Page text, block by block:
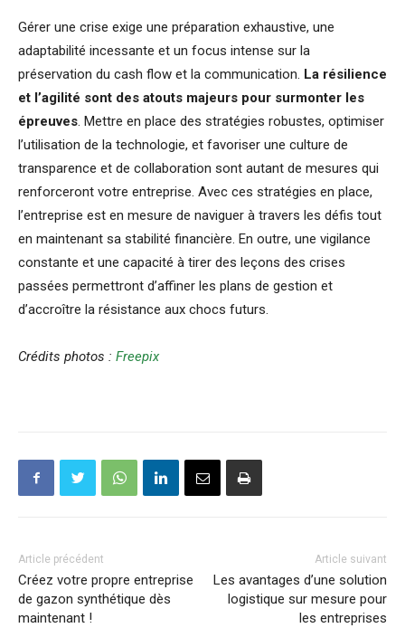
Gérer une crise exige une préparation exhaustive, une
adaptabilité incessante et un focus intense sur la
préservation du cash flow et la communication. La résilience
et l’agilité sont des atouts majeurs pour surmonter les
épreuves. Mettre en place des stratégies robustes, optimiser
l’utilisation de la technologie, et favoriser une culture de
transparence et de collaboration sont autant de mesures qui
renforceront votre entreprise. Avec ces stratégies en place,
l’entreprise est en mesure de naviguer à travers les défis tout
en maintenant sa stabilité financière. En outre, une vigilance
constante et une capacité à tirer des leçons des crises
passées permettront d’affiner les plans de gestion et
d’accroître la résistance aux chocs futurs.
Crédits photos : Freepix
Article précédent
Créez votre propre entreprise
de gazon synthétique dès
maintenant !
Article suivant
Les avantages d’une solution
logistique sur mesure pour
les entreprises